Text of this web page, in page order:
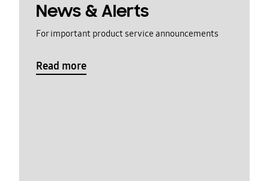
News & Alerts
For important product service announcements
Read more